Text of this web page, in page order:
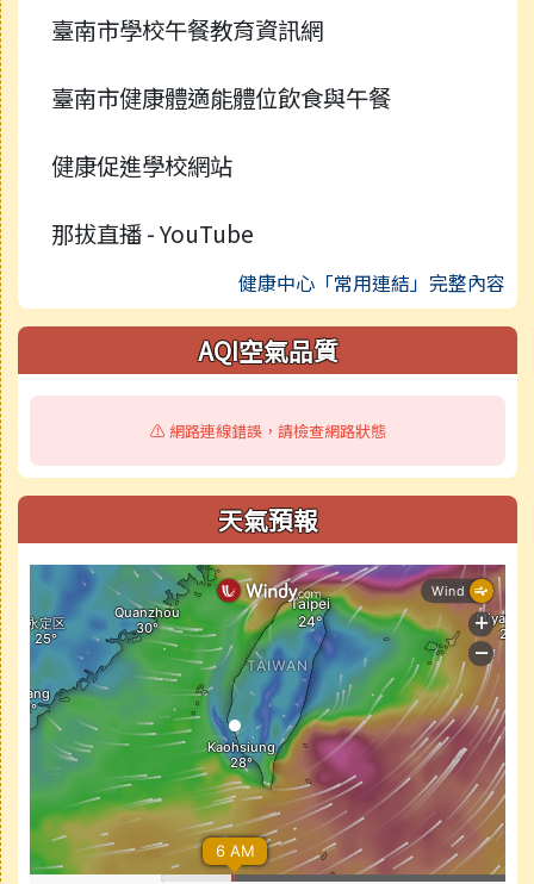
臺南市學校午餐教育資訊網
臺南市健康體適能體位飲食與午餐
健康促進學校網站
那拔直播 - YouTube
健康中心「常用連結」完整內容
AQI空氣品質
⚠️ 網路連線錯誤，請檢查網路狀態
天氣預報